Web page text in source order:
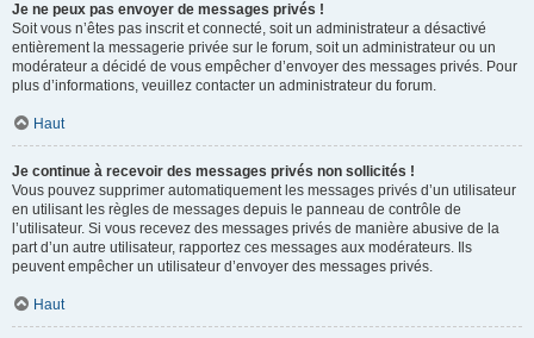
Je ne peux pas envoyer de messages privés !
Soit vous n’êtes pas inscrit et connecté, soit un administrateur a désactivé
entièrement la messagerie privée sur le forum, soit un administrateur ou un
modérateur a décidé de vous empêcher d’envoyer des messages privés. Pour
plus d’informations, veuillez contacter un administrateur du forum.
Haut
Je continue à recevoir des messages privés non sollicités !
Vous pouvez supprimer automatiquement les messages privés d’un utilisateur
en utilisant les règles de messages depuis le panneau de contrôle de
l’utilisateur. Si vous recevez des messages privés de manière abusive de la
part d’un autre utilisateur, rapportez ces messages aux modérateurs. Ils
peuvent empêcher un utilisateur d’envoyer des messages privés.
Haut